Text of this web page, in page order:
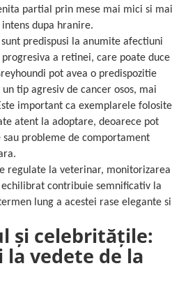
partial prin mese mai mici si mai
dupa hranire.
predispusi la anumite afectiuni
a retinei, care poate duce
pot avea o predispozitie
tip agresiv de cancer osos, mai
important ca exemplarele folosite
atent la adoptare, deoarece pot
probleme de comportament
regulate la veterinar, monitorizarea
contribuie semnificativ la
lung a acestei rase elegante si
și celebritățile:
vedete de la